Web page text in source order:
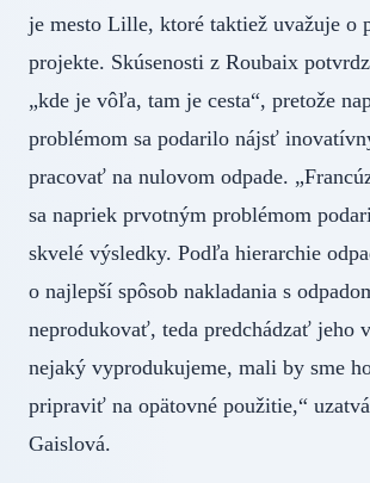
je mesto Lille, ktoré taktiež uvažuje o
projekte. Skúsenosti z Roubaix
„kde je vôľa, tam je cesta“, pretože
problémom sa podarilo nájsť
pracovať na nulovom odpade.
sa napriek prvotným problémom
skvelé výsledky. Podľa hierarchie
o najlepší spôsob nakladania s
neprodukovať, teda predchádzať jeho
nejaký vyprodukujeme, mali by sme
pripraviť na opätovné použitie,“
Gaislová.